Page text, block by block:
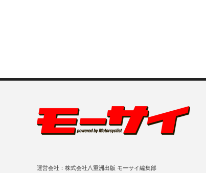
運営会社：株式会社八重洲出版 モーサイ編集部